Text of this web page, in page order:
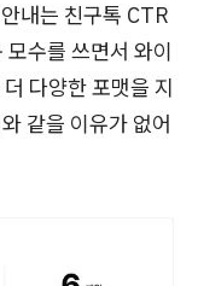
내는 친구톡 CTR
수를 쓰면서 와이
다양한 포맷을 지
같을 이유가 없어